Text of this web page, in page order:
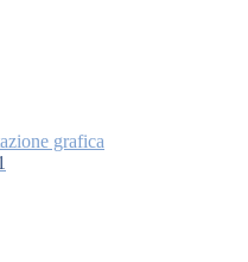
grafica